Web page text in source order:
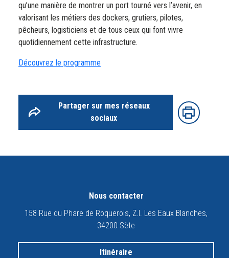
qu’une manière de montrer un port tourné vers l’avenir, en
valorisant les métiers des dockers, grutiers, pilotes,
pêcheurs, logisticiens et de tous ceux qui font vivre
quotidiennement cette infrastructure.
Découvrez le programme
Partager sur mes réseaux
sociaux
Nous contacter
158 Rue du Phare de Roquerols, Z.I. Les Eaux Blanches,
34200 Sète
Itinéraire